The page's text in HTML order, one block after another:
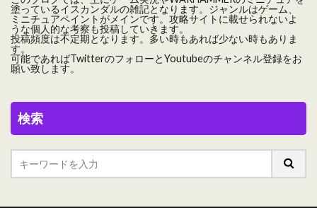
塗っているイスカンダルの雑記となります。ジャンルはゲーム、
ミニチュアペイントがメインです。攻略サイトに載せられないよ
うな個人的な考察も投稿していきます。
投稿頻度は不定期となります。多い時もあれば少ない時もありま
す。
可能であればTwitterのフォローとYoutubeのチャンネル登録をお
願い致します。
検索